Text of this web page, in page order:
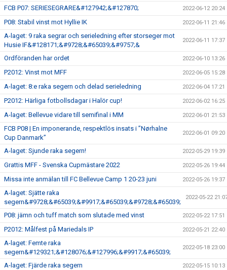
FCB P07: SERIESEGRARE&#127942;&#127870; 2022-06-12 20:24
P08: Stabil vinst mot Hyllie IK 2022-06-11 21:46
A-laget: 9 raka segrar och serieledning efter storseger mot
Husie IF&#128171;&#9728;&#65039;&#9757;&
2022-06-11 17:37
Ordföranden har ordet 2022-06-10 13:26
P2012: Vinst mot MFF 2022-06-05 15:28
A-laget: 8:e raka segern och delad serieledning 2022-06-04 17:21
P2012: Härliga fotbollsdagar i Halör cup! 2022-06-02 16:25
A-laget: Bellevue vidare till semifinal i MM 2022-06-01 21:53
FCB P08 | En imponerande, respektlös insats i ”Nørhalne
Cup Danmark”
2022-06-01 09:20
A-laget: Sjunde raka segern! 2022-05-29 19:39
Grattis MFF - Svenska Cupmästare 2022 2022-05-26 19:44
Missa inte anmälan till FC Bellevue Camp 1 20-23 juni 2022-05-26 19:37
A-laget: Sjätte raka
segern&#9728;&#65039;&#9917;&#65039;&#9728;&#65039;
2022-05-22
P08: jämn och tuff match som slutade med vinst 2022-05-22 17:51
P2012: Målfest på Mariedals IP 2022-05-21 22:40
A-laget: Femte raka
segern&#129321;&#128076;&#127996;&#9917;&#65039;
2022-05-18 23:00
A-laget: Fjärde raka segern 2022-05-15 10:13